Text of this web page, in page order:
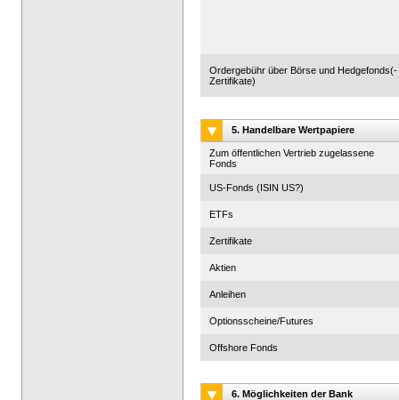
Ordergebühr über Börse und Hedgefonds(-
Zertifikate)
5. Handelbare Wertpapiere
Zum öffentlichen Vertrieb zugelassene
Fonds
US-Fonds (ISIN US?)
ETFs
Zertifikate
Aktien
Anleihen
Optionsscheine/Futures
Offshore Fonds
6. Möglichkeiten der Bank